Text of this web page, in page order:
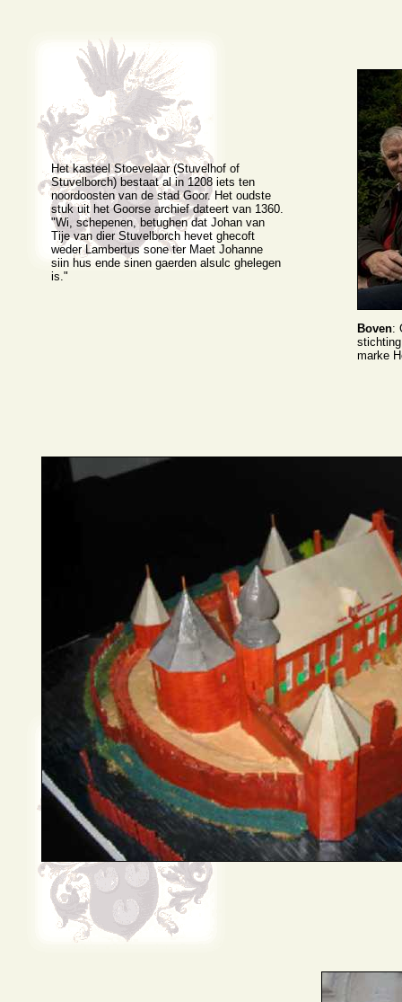
Het kasteel Stoevelaar (Stuvelhof of
Stuvelborch) bestaat al in 1208 iets ten
noordoosten van de stad Goor. Het oudste
stuk uit het Goorse archief dateert van 1360.
"Wi, schepenen, betughen dat Johan van
Tije van dier Stuvelborch hevet ghecoft
weder Lambertus sone ter Maet Johanne
siin hus ende sinen gaerden alsulc ghelegen
is."
Boven:
marke